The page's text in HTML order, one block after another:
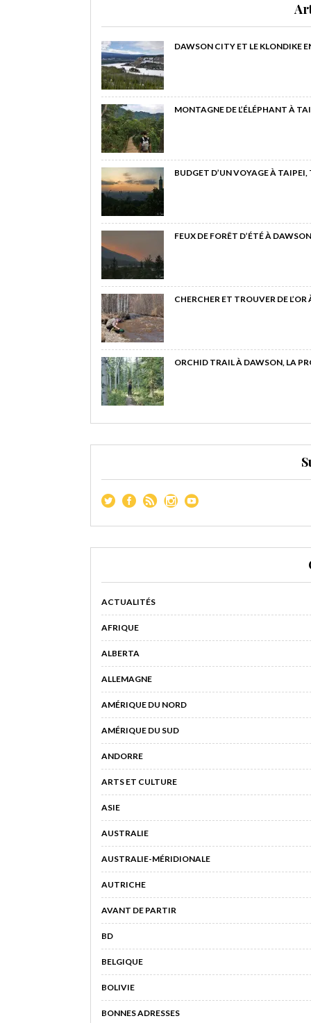
DAWSON CITY ET LE KLONDIKE
MONTAGNE DE L’ÉLÉPHANT À
BUDGET D’UN VOYAGE À
FEUX DE FORÊT D’ÉTÉ À
CHERCHER ET TROUVER DE
ORCHID TRAIL À DAWSON, LA
ACTUALITÉS
AFRIQUE
ALBERTA
ALLEMAGNE
AMÉRIQUE DU NORD
AMÉRIQUE DU SUD
ANDORRE
ARTS ET CULTURE
ASIE
AUSTRALIE
AUSTRALIE-MÉRIDIONALE
AUTRICHE
AVANT DE PARTIR
BD
BELGIQUE
BOLIVIE
BONNES ADRESSES